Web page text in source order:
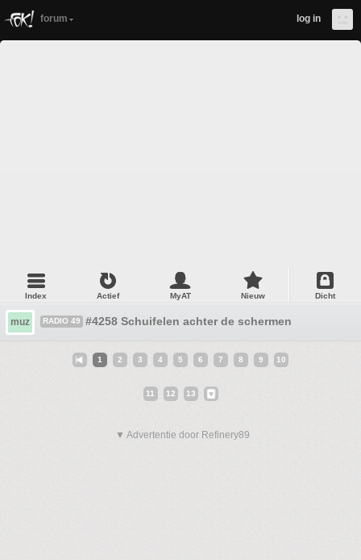
forum log in
Index Actief MyAT Nieuw Dicht
muz RADIO 49 #4258 Schuifelen achter de schermen
1 2 3 4 5 6 7 8 9 10
11 12 13
▼ Advertentie door Refinery89